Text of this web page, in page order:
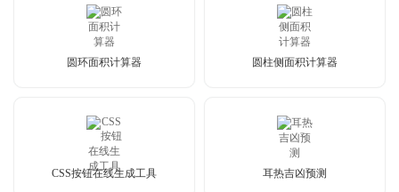
圆环面积计算器 圆柱侧面积计算器
CSS按钮在线生成工具 耳热吉凶预测